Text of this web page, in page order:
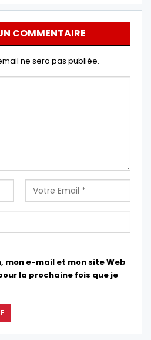
COMMENTAIRE
ne sera pas publiée.
mon e-mail et mon site Web
la prochaine fois que je